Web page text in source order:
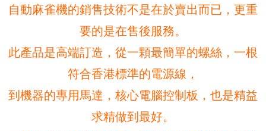
自動麻雀機的銷售技術不是在於賣出而已，更重
要的是在售後服務。
此產品是高端訂造，從一顆最簡單的螺絲，一根
符合香港標準的電源線，
到機器的專用馬達，核心電腦控制板，也是精益
求精做到最好。